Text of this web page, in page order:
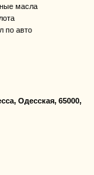
масла
по авто
Одесская, 65000,